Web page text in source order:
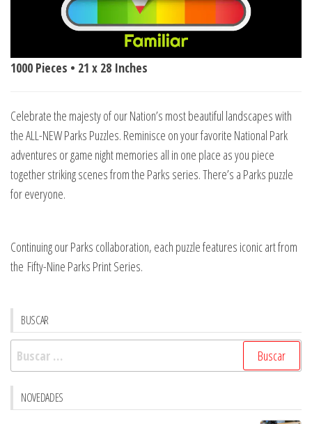
1000 Pieces • 21 x 28 Inches
Celebrate the majesty of our Nation’s most beautiful landscapes with
the ALL-NEW Parks Puzzles. Reminisce on your favorite National Park
adventures or game night memories all in one place as you piece
together striking scenes from the Parks series. There’s a Parks puzzle
for everyone.
Continuing our Parks collaboration, each puzzle features iconic art from
the Fifty-Nine Parks Print Series.
BUSCAR
Buscar:
NOVEDADES